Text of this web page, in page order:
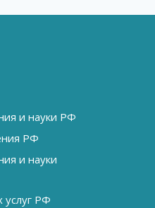
и науки РФ
РФ
и науки
услуг РФ